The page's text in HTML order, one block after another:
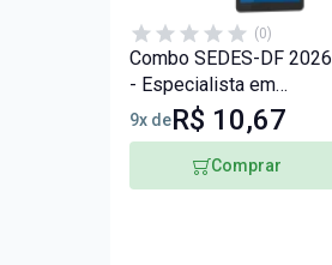
(0)
Combo SEDES-DF 2026
- Especialista em
Desenvolvimento e
Assistência Social
(EDAS) - Direito e
Legislação
9x deR$ 10,67
Comprar